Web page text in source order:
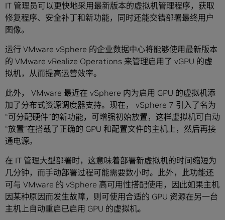
IT 管理员可以更快地采用最新版本的虚拟机管理程序，获取
修复程序、安全补丁和新功能，同时还能交错部署最终用户
图像。
运行 VMware vSphere 的企业数据中心将能够使用最新版本
的 VMware vRealize Operations 来管理启用了 vGPU 的虚
拟机，从而提高运营效率。
此外， VMware 最近在 vSphere 内为启用 GPU 的虚拟机添
加了分布式资源调度器支持。现在， vSphere 7 引入了名为
“可分配硬件”的新功能，可增强初始放置，这样虚拟机可自动
“放置”在搭载了正确的 GPU 和配置文件的主机上，然后再接
通电源。
在 IT 管理大型部署时，这意味着部署新虚拟机的时间缩短为
几分钟，而手动部署过程可能需要数小时。此外，此功能还
可与 VMware 的 vSphere 高可用性搭配使用，因此如果主机
因某种原因而发生故障，则可使用合适的 GPU 资源在另一台
主机上自动重启已启用 GPU 的虚拟机。